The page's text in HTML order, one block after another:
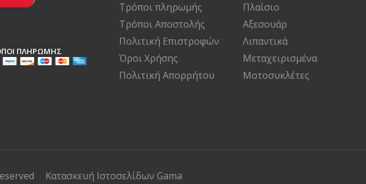
ΠΛΗΡΩΜΉΣ
Τρόποι πληρωμής
Τρόποι Αποστολής
Πολιτική Επιστροφών
Όροι Χρήσης
Πολιτική Απορρήτου
Πλαίσιο
Αξεσουάρ
Λιπαντικά
Μεταχειρισμένα
Μοτοσυκλέτες
Κατασκευή Ιστοσελίδων Gama